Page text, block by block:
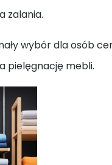
zalania.
wybór dla osób
pielęgnację mebli.